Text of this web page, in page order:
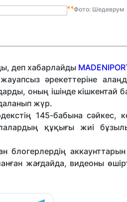
Фото: Шедеврум
деп хабарлайды
әрекеттеріне
оның ішінде кішкентай
жүр.
145-бабына сәйкес,
құқығы жиі
блогерлердің аккаунттарын
жағдайда, видеоны